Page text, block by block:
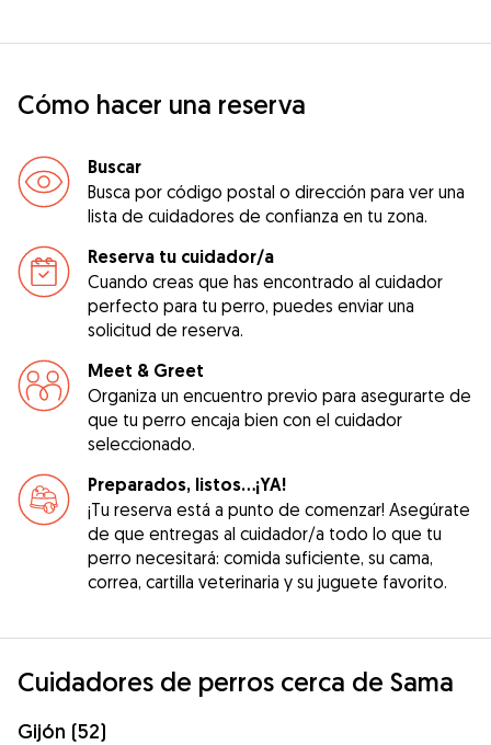
Cómo hacer una reserva
Buscar
Busca por código postal o dirección para ver una
lista de cuidadores de confianza en tu zona.
Reserva tu cuidador/a
Cuando creas que has encontrado al cuidador
perfecto para tu perro, puedes enviar una
solicitud de reserva.
Meet & Greet
Organiza un encuentro previo para asegurarte de
que tu perro encaja bien con el cuidador
seleccionado.
Preparados, listos...¡YA!
¡Tu reserva está a punto de comenzar! Asegúrate
de que entregas al cuidador/a todo lo que tu
perro necesitará: comida suficiente, su cama,
correa, cartilla veterinaria y su juguete favorito.
Cuidadores de perros cerca de Sama
Gijón (52)